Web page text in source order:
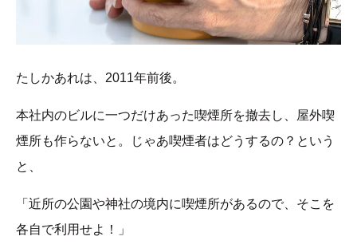
たしかあれは、2011年前後。
本社内のビルに一つだけあった喫煙所を撤去し、屋外喫
煙所も作らないと。じゃあ喫煙者はどうするの？という
と、
「近所の公園や神社の境内に喫煙所があるので、そこを
各自で利用せよ！」